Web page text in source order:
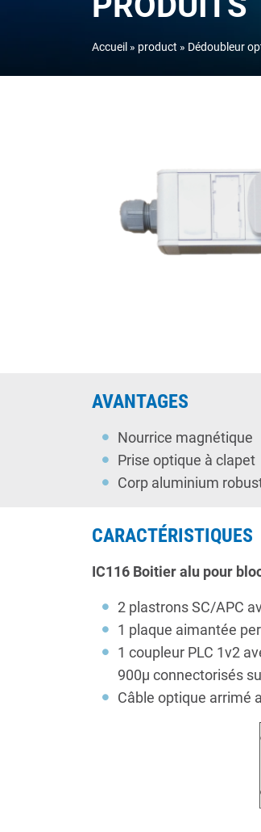
Accueil product Dédoubleur
AVANTAGES
Nourrice magnétique
Prise optique à clapet
Corp aluminium
CARACTÉRISTIQUES
IC116 Boitier alu pour
2 plastrons SC/APC
1 plaque aimantée
1 coupleur PLC 1v2
900µ connectorisés
Câble optique arrimé